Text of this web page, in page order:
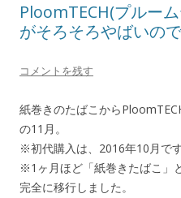
PloomTECH(プルー
がそろそろやばいの
コメントを残す
紙巻きのたばこから
の11月。
※初代購入は、2016年10月です
※1ヶ月ほど「紙巻きたばこ」
完全に移行しました。